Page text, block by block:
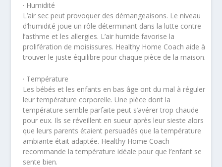
· Humidité
L’air sec peut provoquer des démangeaisons. Le niveau
d’humidité joue un rôle déterminant dans la lutte contre
l’asthme et les allergies. L’air humide favorise la
prolifération de moisissures. Healthy Home Coach aide à
trouver le juste équilibre pour chaque pièce de la maison.
· Température
Les bébés et les enfants en bas âge ont du mal à réguler
leur température corporelle. Une pièce dont la
température semble parfaite peut s’avérer trop chaude
pour eux. Ils se réveillent en sueur après leur sieste alors
que leurs parents étaient persuadés que la température
ambiante était adaptée. Healthy Home Coach
recommande la température idéale pour que l’enfant se
sente bien.